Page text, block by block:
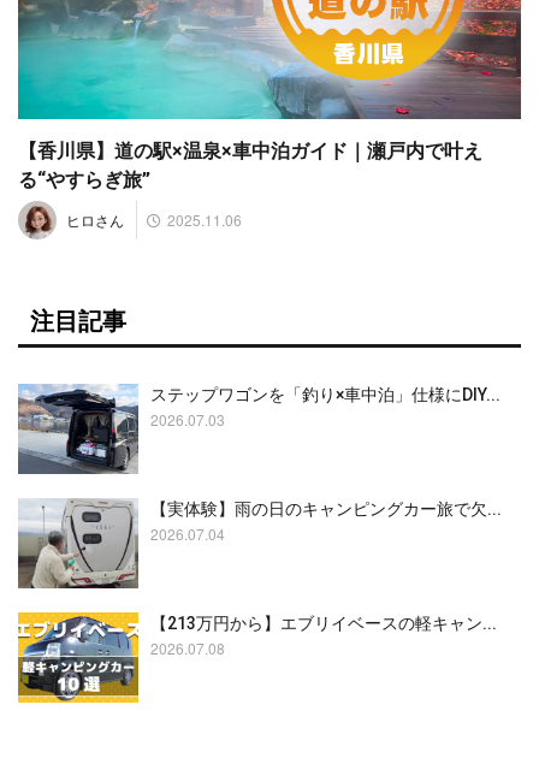
【香川県】道の駅×温泉×車中泊ガイド｜瀬戸内で叶え
る“やすらぎ旅”
ヒロさん 2025.11.06
注目記事
ステップワゴンを「釣り×車中泊」仕様にDIY...
2026.07.03
【実体験】雨の日のキャンピングカー旅で欠...
2026.07.04
【213万円から】エブリイベースの軽キャン...
2026.07.08